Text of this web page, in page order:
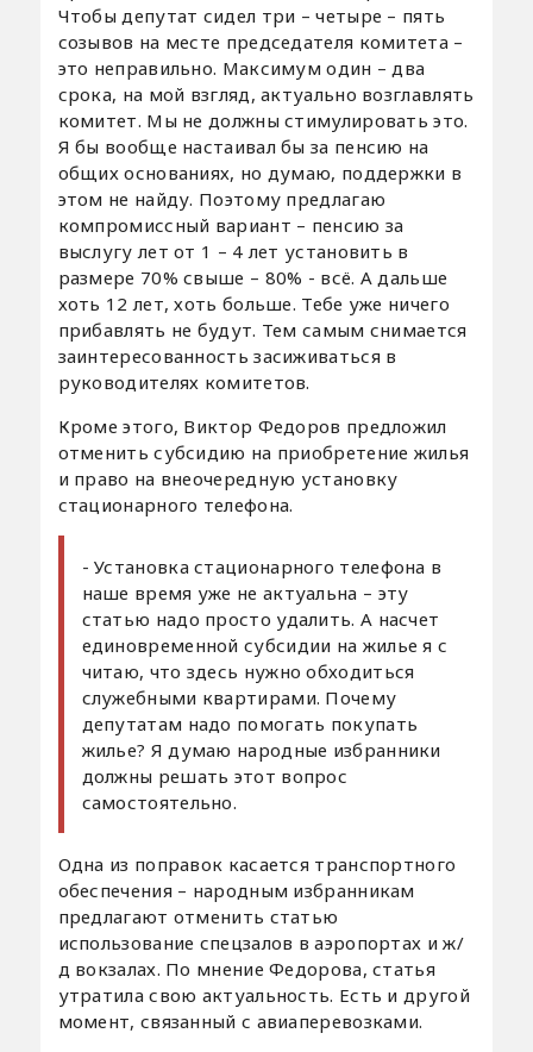
Чтобы депутат сидел три – четыре – пять
созывов на месте председателя комитета –
это неправильно. Максимум один – два
срока, на мой взгляд, актуально возглавлять
комитет. Мы не должны стимулировать это.
Я бы вообще настаивал бы за пенсию на
общих основаниях, но думаю, поддержки в
этом не найду. Поэтому предлагаю
компромиссный вариант – пенсию за
выслугу лет от 1 – 4 лет установить в
размере 70% свыше – 80% - всё. А дальше
хоть 12 лет, хоть больше. Тебе уже ничего
прибавлять не будут. Тем самым снимается
заинтересованность засиживаться в
руководителях комитетов.
Кроме этого, Виктор Федоров предложил
отменить субсидию на приобретение жилья
и право на внеочередную установку
стационарного телефона.
- Установка стационарного телефона в
наше время уже не актуальна – эту
статью надо просто удалить. А насчет
единовременной субсидии на жилье я с
читаю, что здесь нужно обходиться
служебными квартирами. Почему
депутатам надо помогать покупать
жилье? Я думаю народные избранники
должны решать этот вопрос
самостоятельно.
Одна из поправок касается транспортного
обеспечения – народным избранникам
предлагают отменить статью
использование спецзалов в аэропортах и ж/
д вокзалах. По мнение Федорова, статья
утратила свою актуальность. Есть и другой
момент, связанный с авиаперевозками.